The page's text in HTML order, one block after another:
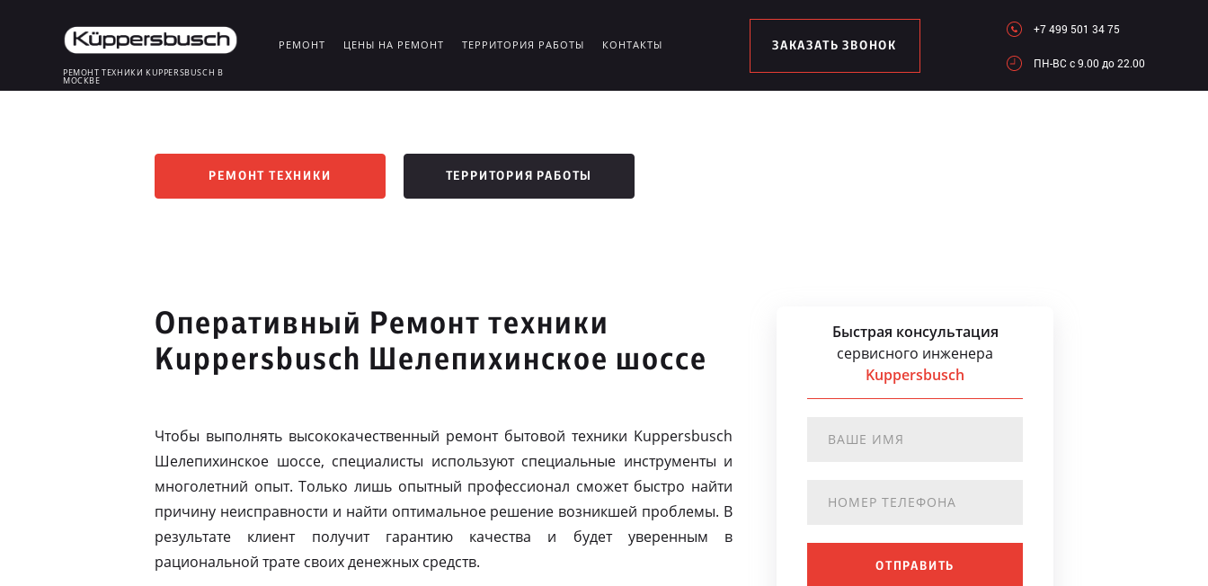
РЕМОНТ ТЕХНИКИ KUPPERSBUSCH В
МОСКВЕ
РЕМОНТ ЦЕНЫ НА РЕМОНТ ТЕРРИТОРИЯ РАБОТЫ КОНТАКТЫ ЗАКАЗАТЬ ЗВОНОК
+7 499 501 34 75
ПН-ВC c 9.00 до 22.00
РЕМОНТ ТЕХНИКИ ТЕРРИТОРИЯ РАБОТЫ
Оперативный Ремонт техники
Kuppersbusch Шелепихинское шоссе
Чтобы выполнять высококачественный ремонт бытовой техники Kuppersbusch
Шелепихинское шоссе, специалисты используют специальные инструменты и
многолетний опыт. Только лишь опытный профессионал сможет быстро найти
причину неисправности и найти оптимальное решение возникшей проблемы. В
результате клиент получит гарантию качества и будет уверенным в
рациональной трате своих денежных средств.
Быстрая консультация
сервисного инженера
Kuppersbusch
ОТПРАВИТЬ